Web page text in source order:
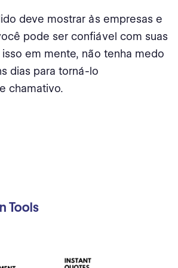
deve mostrar às empresas e
pode ser confiável com suas
em mente, não tenha medo
dias para torná-lo
chamativo.
Tools